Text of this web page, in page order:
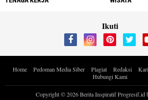
Ikuti
Home Pedoman Media Siber Plagiat Redaksi
Hubungi Kami
Copyright ©2026 Berita Inspiratif Progresif.id